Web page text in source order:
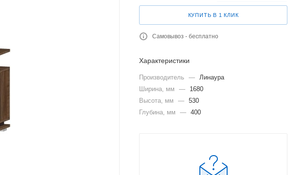
КУПИТЬ В 1 КЛИК
Самовывоз - бесплатно
Характеристики
Производитель — Линаура
Ширина, мм
—
1680
Высота, мм
— 530
Глубина, мм
— 400